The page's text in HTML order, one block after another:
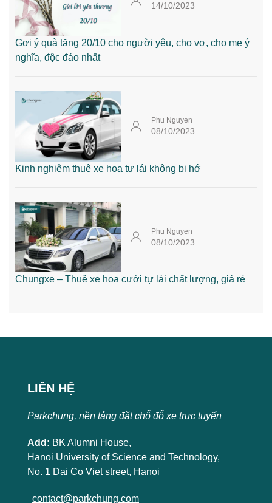
14/10/2023
Gợi ý quà tặng 20/10 cho người yêu, cho vợ, cho mẹ ý
nghĩa, độc đáo nhất
Phu Nguyen
08/10/2023
Kinh nghiệm thuê xe hoa tự lái không bị hớ
Phu Nguyen
08/10/2023
Chungxe – Thuê xe hoa cưới tự lái chất lượng, giá rẻ
LIÊN HỆ
Parkchung, nền tảng đặt chỗ đỗ xe trực tuyến
Add: BK Alumni House,
Hanoi University of Science and Technology,
No. 1 Dai Co Viet street, Hanoi
contact@parkchung.com